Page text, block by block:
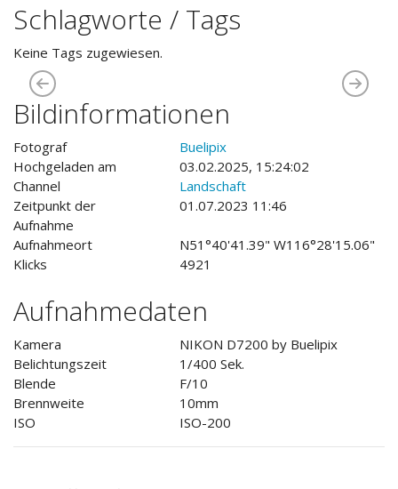
Bildinformationen
Fotograf
Buelipix
Hochgeladen am
03.02.2025, 15:24:02
Channel
Landschaft
Zeitpunkt der
Aufnahme
01.07.2023 11:46
Aufnahmeort
N51°40'41.39" W116°28'15.06"
Klicks
4921
Aufnahmedaten
Kamera
NIKON D7200 by Buelipix
Belichtungszeit
1/400 Sek.
Blende
F/10
Brennweite
10mm
ISO
ISO-200
Schlagworte / Tags
Keine Tags zugewiesen.